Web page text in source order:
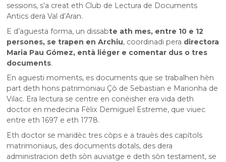
sessions, s’a creat eth Club de Lectura de Documents
Antics dera Val d’Aran.
E d’aguesta forma, un dissabte ath mes, entre 10 e 12
persones, se trapen en Archiu, coordinadi pera directora
Maria Pau Gómez, entà liéger e comentar dus o tres
documents.
En aguesti moments, es documents que se trabalhen hèn
part deth hons patrimoniau Çò de Sebastian e Marionha de
Vilac. Era lectura se centre en conéisher era vida deth
doctor en medecina Fèlix Demiguel Estreme, que viuec
entre eth 1697 e eth 1778.
Eth doctor se maridèc tres còps e a trauès des capítols
matrimoniaus, des documents dotals, des dera
administracion deth sòn auviatge e deth sòn testament, se